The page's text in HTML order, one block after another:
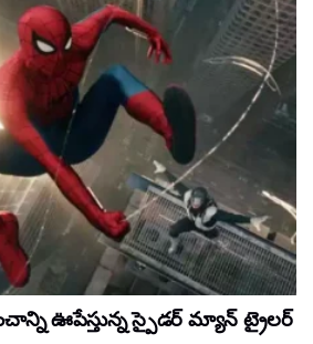
ఊపేస్తున్న స్పైడర్ మ్యాన్ ట్రైలర్